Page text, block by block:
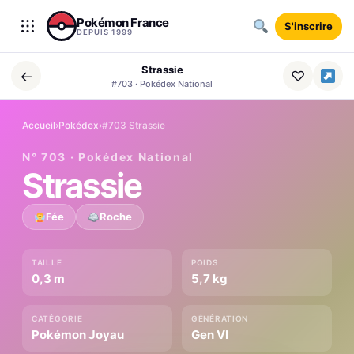
Aller au contenu
Pokémon France
DEPUIS 1999 S'inscrire
← Strassie
#703 · Pokédex National ♡
Accueil›Pokédex›#703 Strassie
N° 703 · Pokédex National
Strassie
Fée Roche
TAILLE
0,3 m
POIDS
5,7 kg
CATÉGORIE
Pokémon Joyau
GÉNÉRATION
Gen VI